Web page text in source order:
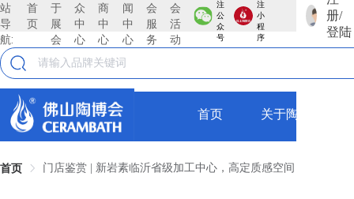
站
导
航:
首
页
于
展
会
众
中
心
商
中
心
闻
中
心
会
服
务
会
活
动
注
公
众
号
注
小
程
序
册/
登陆
首页 关于陶博会
首页 门店鉴赏 | 新岩素临沂省级加工中心，高定质感空间